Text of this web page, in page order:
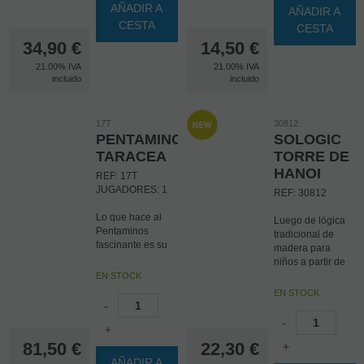
34,90 €
21.00% IVA
incluido
AÑADIR A
CESTA
14,50 €
21.00% IVA
incluido
AÑADIR A
CESTA
81,50 €
17T
PENTAMINOS
TARACEA
REF: 17T
JUGADORES: 1
Lo que hace al
Pentaminos
fascinante es su
simpleza, tan
enigmas y
Completamente
puzzle de 1000
EN STOCK
-
+
22,30 €
30812.
SOLOGIC
TORRE DE
HANOI
REF: 30812
Luego de lógica
tradicional de
madera para
niños a partir de
juego es trasladar
de llegada
EN STOCK
-
+